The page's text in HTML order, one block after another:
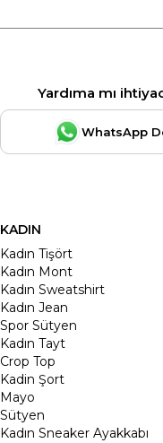
Yardıma mı
WhatsApp
KADIN
Kadın Tişört
Kadın Mont
Kadın Sweatshirt
Kadın Jean
Spor Sütyen
Kadın Tayt
Crop Top
Kadin Şort
Mayo
Sütyen
Kadın Sneaker Ayakkabı